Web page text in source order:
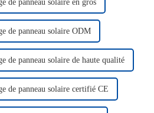
de panneau solaire en gros
de panneau solaire ODM
de panneau solaire de haute qualité
de panneau solaire certifié CE